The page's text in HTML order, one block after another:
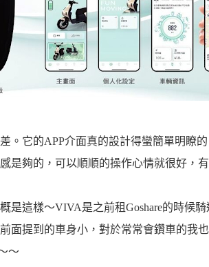
。它的APP介面真的設計得蠻簡單明瞭
是夠的，可以順順的操作心情就很好，
是這樣～VIVA是之前租Goshare的時候
面提到的車身小，對於常常會鑽車的我
～